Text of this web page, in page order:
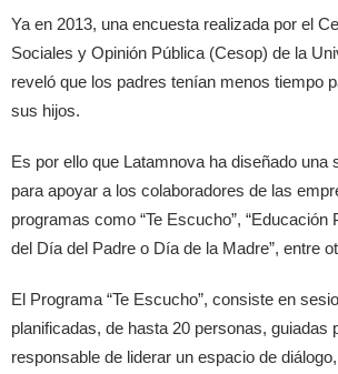
Ya en 2013, una encuesta realizada por el
Sociales y Opinión Pública (Cesop) de la
reveló que los padres tenían menos tiempo
sus hijos.
Es por ello que Latamnova ha diseñado una
para apoyar a los colaboradores de las
programas como “Te Escucho”, “Educación
del Día del Padre o Día de la Madre”, entre
El Programa “Te Escucho”, consiste en
planificadas, de hasta 20 personas, guiadas
responsable de liderar un espacio de